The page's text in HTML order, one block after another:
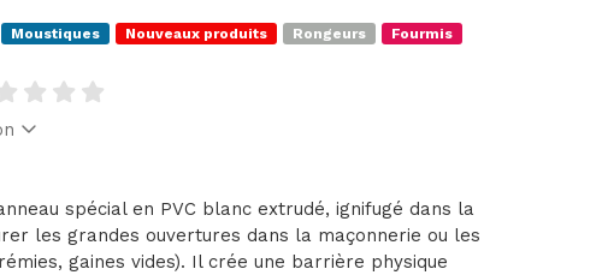
Moustiques Nouveaux produits Rongeurs Fourmis
spécial en PVC blanc extrudé, ignifugé dans la
les grandes ouvertures dans la maçonnerie ou les
gaines vides). Il crée une barrière physique